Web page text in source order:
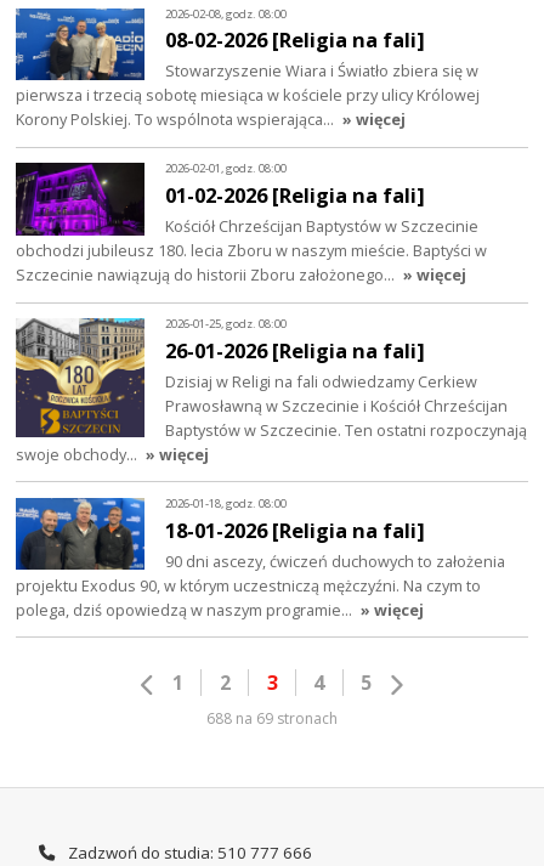
2026-02-08, godz. 08:00
08-02-2026 [Religia na fali]
Stowarzyszenie Wiara i Światło zbiera się w
pierwsza i trzecią sobotę miesiąca w kościele przy ulicy Królowej
Korony Polskiej. To wspólnota wspierająca… » więcej
2026-02-01, godz. 08:00
01-02-2026 [Religia na fali]
Kościół Chrześcijan Baptystów w Szczecinie
obchodzi jubileusz 180. lecia Zboru w naszym mieście. Baptyści w
Szczecinie nawiązują do historii Zboru założonego… » więcej
2026-01-25, godz. 08:00
26-01-2026 [Religia na fali]
Dzisiaj w Religi na fali odwiedzamy Cerkiew
Prawosławną w Szczecinie i Kościół Chrześcijan
Baptystów w Szczecinie. Ten ostatni rozpoczynają
swoje obchody… » więcej
2026-01-18, godz. 08:00
18-01-2026 [Religia na fali]
90 dni ascezy, ćwiczeń duchowych to założenia
projektu Exodus 90, w którym uczestniczą mężczyźni. Na czym to
polega, dziś opowiedzą w naszym programie… » więcej
1 2 3 4 5
688 na 69 stronach
Zadzwoń do studia: 510 777 666